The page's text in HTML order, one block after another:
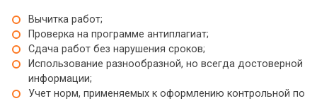
Вычитка работ;
Проверка на программе антиплагиат;
Сдача работ без нарушения сроков;
Использование разнообразной, но всегда достоверной
информации;
Учет норм, применяемых к оформлению контрольной по